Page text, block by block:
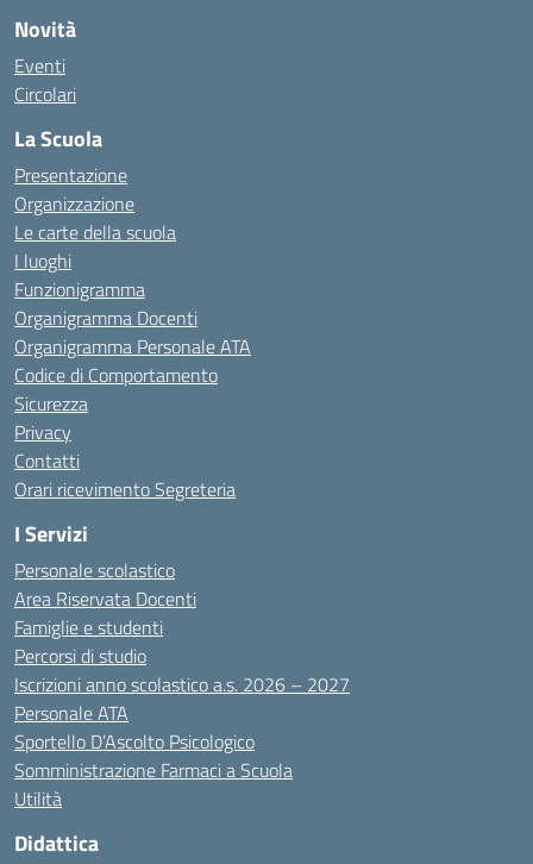
Novità
Eventi
Circolari
La Scuola
Presentazione
Organizzazione
Le carte della scuola
I luoghi
Funzionigramma
Organigramma Docenti
Organigramma Personale ATA
Codice di Comportamento
Sicurezza
Privacy
Contatti
Orari ricevimento Segreteria
I Servizi
Personale scolastico
Area Riservata Docenti
Famiglie e studenti
Percorsi di studio
Iscrizioni anno scolastico a.s. 2026 – 2027
Personale ATA
Sportello D’Ascolto Psicologico
Somministrazione Farmaci a Scuola
Utilità
Didattica